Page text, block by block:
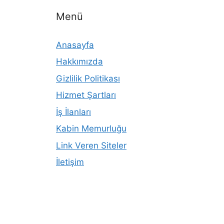
Menü
Anasayfa
Hakkımızda
Gizlilik Politikası
Hizmet Şartları
İş İlanları
Kabin Memurluğu
Link Veren Siteler
İletişim